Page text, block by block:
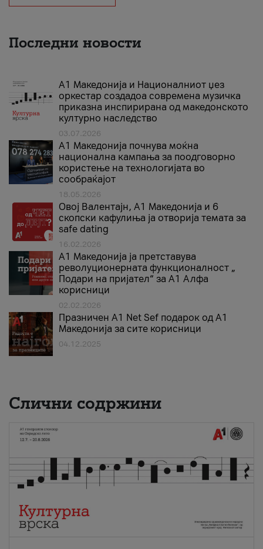
Последни новости
А1 Македонија и Националниот џез
оркестар создадоа современа музичка
приказна инспирирана од македонското
културно наследство
03.07.2026
A1 Македонија почнува моќна
национална кампања за поодговорно
користење на технологијата во
сообраќајот
18.05.2026
Овој Валентајн, A1 Македонија и 6
скопски кафулиња ја отворија темата за
safe dating
16.02.2026
А1 Македонија ја претставува
револуционерната функционалност „
Подари на пријател“ за А1 Алфа
корисници
02.02.2026
Празничен A1 Net Sеf подарок од А1
Македонија за сите корисници
04.12.2025
Слични содржини